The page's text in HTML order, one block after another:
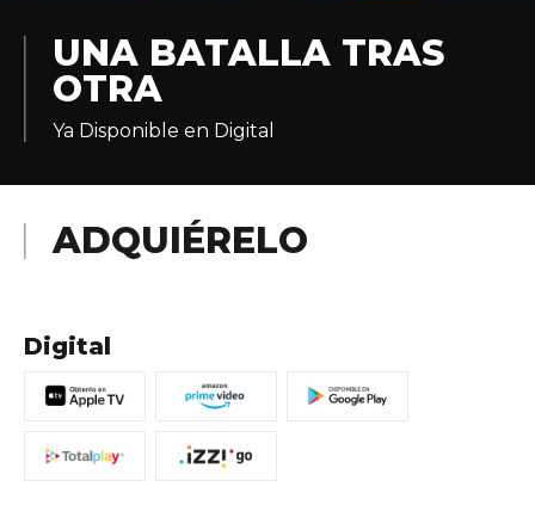
Experiencias
UNA BATALLA TRAS
OTRA
Ya Disponible en Digital
ADQUIÉRELO
Digital